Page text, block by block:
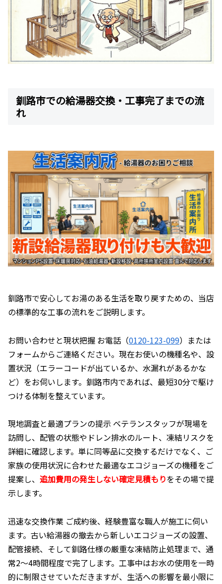
釧路市での給湯器交換・工事完了までの流
れ
釧路市で安心してお湯のある生活を取り戻すための、当店
の標準的な工事の流れをご説明します。
お問い合わせと現状把握 お電話（0120-123-099）または
フォームからご連絡ください。現在お使いの機種名や、設
置状況（エラーコードが出ているか、水漏れがあるかな
ど）をお伺いします。釧路市内であれば、最短30分で駆け
つける体制を整えています。
現地調査と最適プランの提示 ベテランスタッフが現場を
訪問し、配管の状態やドレン排水のルート、凍結リスクを
詳細に確認します。単に同等品に交換するだけでなく、ご
家族の使用状況に合わせた最適なエコジョーズの機種をご
提案し、 追加費用の発生しない確定見積もりをその場で提
示します。
迅速な交換作業 ご成約後、経験豊富な職人が施工に伺い
ます。古い給湯器の撤去から新しいエコジョーズの設置、
配管接続、そして釧路仕様の厳重な凍結防止処理まで、通
常2〜4時間程度で完了します。工事中はお水の使用を一時
的に制限させていただきますが、生活への影響を最小限に